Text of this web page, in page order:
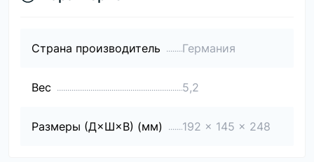
Страна производитель Германия
Вес 5,2
Размеры (Д×Ш×В) (мм) 192 x 145 x 248